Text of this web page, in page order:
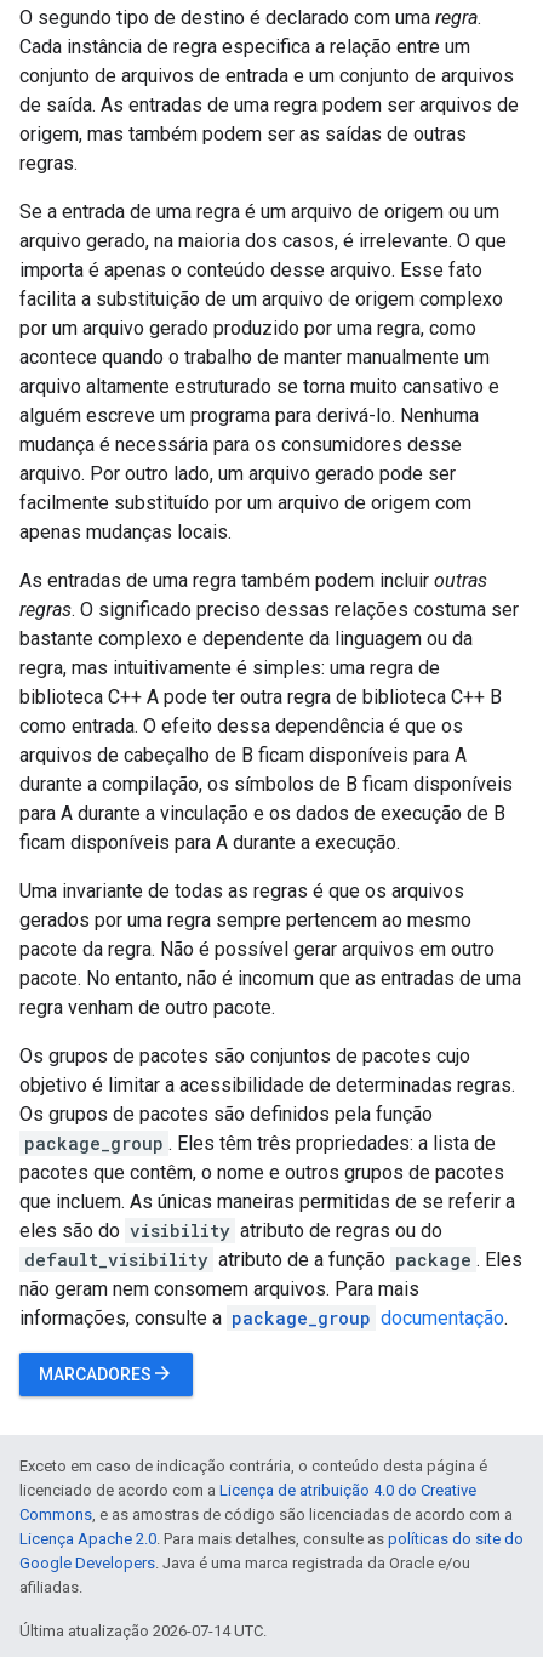
O segundo tipo de destino é declarado com uma regra.
Cada instância de regra especifica a relação entre um
conjunto de arquivos de entrada e um conjunto de arquivos
de saída. As entradas de uma regra podem ser arquivos de
origem, mas também podem ser as saídas de outras
regras.
Se a entrada de uma regra é um arquivo de origem ou um
arquivo gerado, na maioria dos casos, é irrelevante. O que
importa é apenas o conteúdo desse arquivo. Esse fato
facilita a substituição de um arquivo de origem complexo
por um arquivo gerado produzido por uma regra, como
acontece quando o trabalho de manter manualmente um
arquivo altamente estruturado se torna muito cansativo e
alguém escreve um programa para derivá-lo. Nenhuma
mudança é necessária para os consumidores desse
arquivo. Por outro lado, um arquivo gerado pode ser
facilmente substituído por um arquivo de origem com
apenas mudanças locais.
As entradas de uma regra também podem incluir outras
regras. O significado preciso dessas relações costuma ser
bastante complexo e dependente da linguagem ou da
regra, mas intuitivamente é simples: uma regra de
biblioteca C++ A pode ter outra regra de biblioteca C++ B
como entrada. O efeito dessa dependência é que os
arquivos de cabeçalho de B ficam disponíveis para A
durante a compilação, os símbolos de B ficam disponíveis
para A durante a vinculação e os dados de execução de B
ficam disponíveis para A durante a execução.
Uma invariante de todas as regras é que os arquivos
gerados por uma regra sempre pertencem ao mesmo
pacote da regra. Não é possível gerar arquivos em outro
pacote. No entanto, não é incomum que as entradas de uma
regra venham de outro pacote.
Os grupos de pacotes são conjuntos de pacotes cujo
objetivo é limitar a acessibilidade de determinadas regras.
Os grupos de pacotes são definidos pela função
package_group . Eles têm três propriedades: a lista de
pacotes que contêm, o nome e outros grupos de pacotes
que incluem. As únicas maneiras permitidas de se referir a
eles são do visibility atributo de regras ou do
default_visibility atributo de a função package . Eles
não geram nem consomem arquivos. Para mais
informações, consulte a package_group documentação.
MARCADORES arrow_forward
Exceto em caso de indicação contrária, o conteúdo desta página é
licenciado de acordo com a Licença de atribuição 4.0 do Creative
Commons, e as amostras de código são licenciadas de acordo com a
Licença Apache 2.0. Para mais detalhes, consulte as políticas do site do
Google Developers. Java é uma marca registrada da Oracle e/ou
afiliadas.
Última atualização 2026-07-14 UTC.